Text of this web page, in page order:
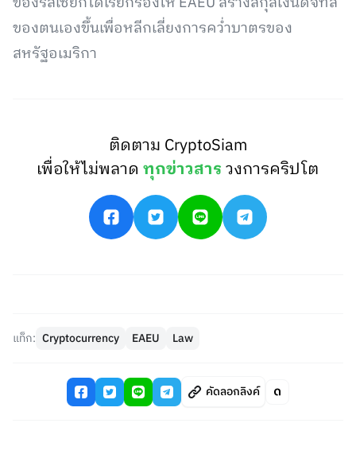
ของตนเองขึ้นเพื่อหลีกเลี่ยงการคว่ำบาตรของ
สหรัฐอเมริกา
ติดตาม CryptoSiam
เพื่อให้ไม่พลาดทุกข่าวสารวงการคริปโต
แท็ก: Cryptocurrency EAEU Law
คัดลอกลิงค์